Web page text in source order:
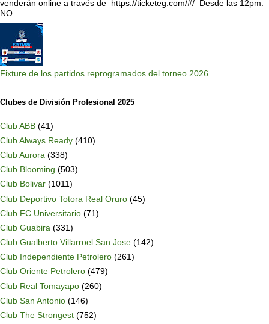
venderán online a través de https://ticketeg.com/#/ Desde las 12pm.
NO ...
Fixture de los partidos reprogramados del torneo 2026
Clubes de División Profesional 2025
Club ABB (41)
Club Always Ready (410)
Club Aurora (338)
Club Blooming (503)
Club Bolivar (1011)
Club Deportivo Totora Real Oruro (45)
Club FC Universitario (71)
Club Guabira (331)
Club Gualberto Villarroel San Jose (142)
Club Independiente Petrolero (261)
Club Oriente Petrolero (479)
Club Real Tomayapo (260)
Club San Antonio (146)
Club The Strongest (752)